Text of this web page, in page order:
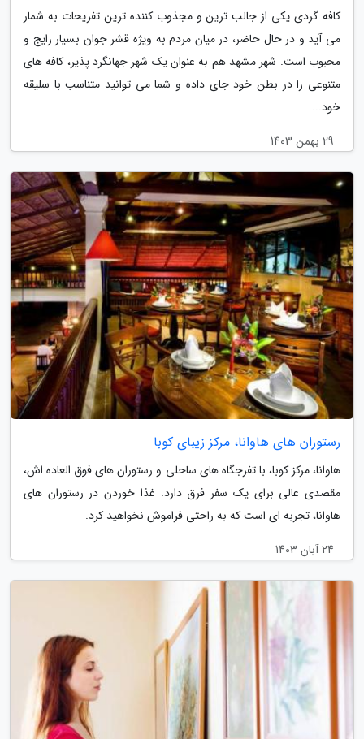
کافه گردی یکی از جالب ترین و مجذوب کننده ترین تفریحات به شمار
می آید و در حال حاضر، در میان مردم به ویژه قشر جوان بسیار رایج و
محبوب است. شهر مشهد هم به عنوان یک شهر جهانگرد پذیر، کافه های
متنوعی را در بطن خود جای داده و شما می توانید متناسب با سلیقه
خود...
29 بهمن 1403
رستوران های هاوانا، مرکز زیبای کوبا
هاوانا، مرکز کوبا، با تفرجگاه های ساحلی و رستوران های فوق العاده اش،
مقصدی عالی برای یک سفر فرق دارد. غذا خوردن در رستوران های
هاوانا، تجربه ای است که به راحتی فراموش نخواهید کرد.
24 آبان 1403